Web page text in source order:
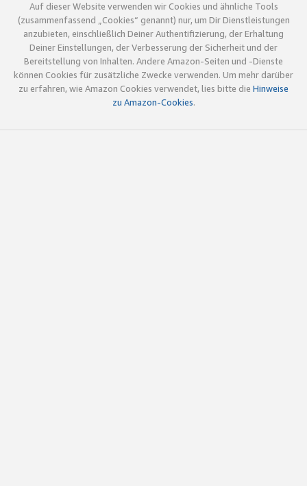
Auf dieser Website verwenden wir Cookies und ähnliche Tools
(zusammenfassend „Cookies“ genannt) nur, um Dir Dienstleistungen
anzubieten, einschließlich Deiner Authentifizierung, der Erhaltung
Deiner Einstellungen, der Verbesserung der Sicherheit und der
Bereitstellung von Inhalten. Andere Amazon-Seiten und -Dienste
können Cookies für zusätzliche Zwecke verwenden. Um mehr darüber
zu erfahren, wie Amazon Cookies verwendet, lies bitte die Hinweise
zu Amazon-Cookies.